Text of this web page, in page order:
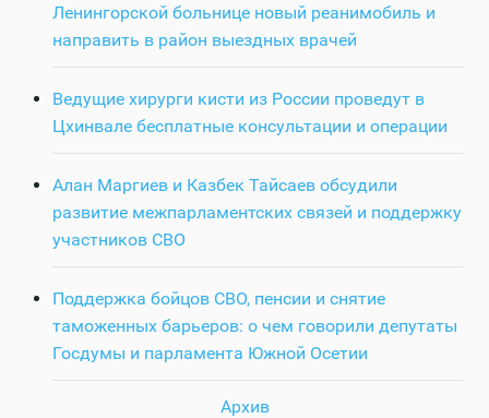
Ленингорской больнице новый реанимобиль и
направить в район выездных врачей
Ведущие хирурги кисти из России проведут в
Цхинвале бесплатные консультации и операции
Алан Маргиев и Казбек Тайсаев обсудили
развитие межпарламентских связей и поддержку
участников СВО
Поддержка бойцов СВО, пенсии и снятие
таможенных барьеров: о чем говорили депутаты
Госдумы и парламента Южной Осетии
Архив